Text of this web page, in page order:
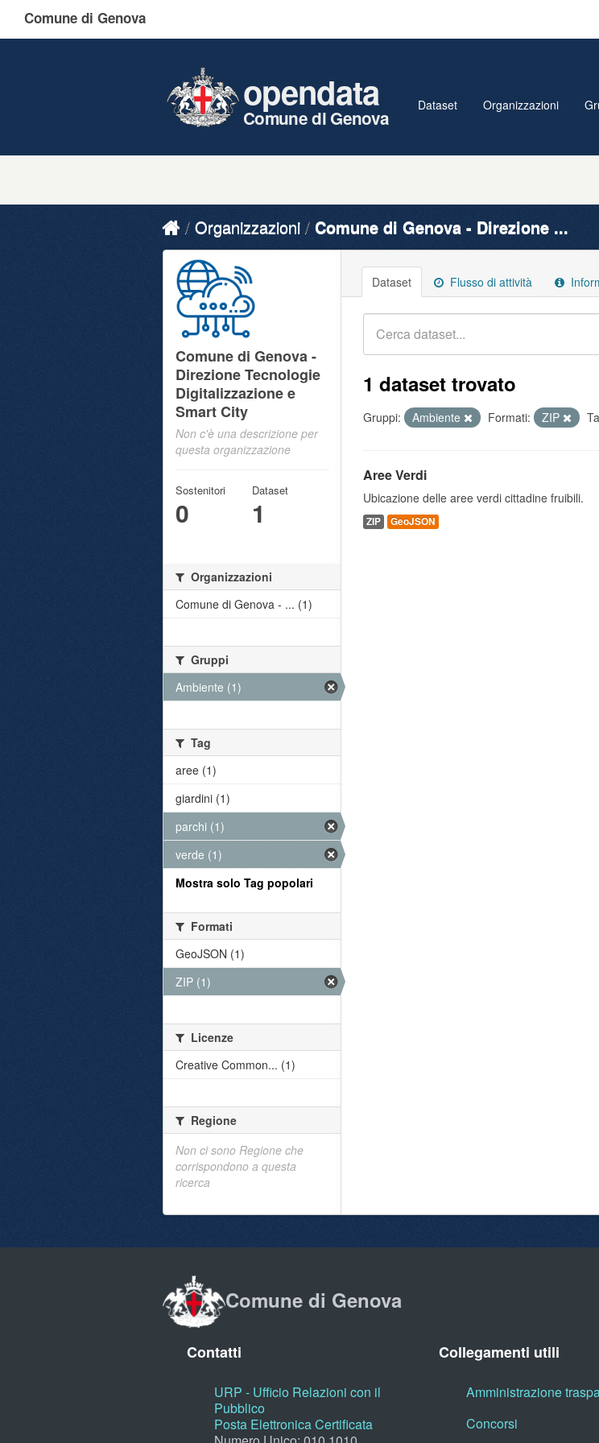
Comune di Genova
opendata
Comune di Genova
Dataset Organizzazioni
Organizzazioni Comune di Genova - Direzione ...
Dataset Flusso di attività
1 dataset trovato
Gruppi: Ambiente Formati: ZIP
Aree Verdi
Ubicazione delle aree verdi cittadine fruibili.
ZIP GeoJSON
Comune di Genova -
Direzione Tecnologie
Digitalizzazione e
Smart City
Non c'è una descrizione per
questa organizzazione
Sostenitori
0
Dataset
1
Organizzazioni
Comune di Genova - ... (1)
Gruppi
Ambiente (1)
Tag
aree (1)
giardini (1)
parchi (1)
verde (1)
Mostra solo Tag popolari
Formati
GeoJSON (1)
ZIP (1)
Licenze
Creative Common... (1)
Regione
Non ci sono Regione che
corrispondono a questa
ricerca
Comune di Genova
Contatti
URP - Ufficio Relazioni con il
Pubblico
Posta Elettronica Certificata
Collegamenti utili
Amministrazione
Concorsi